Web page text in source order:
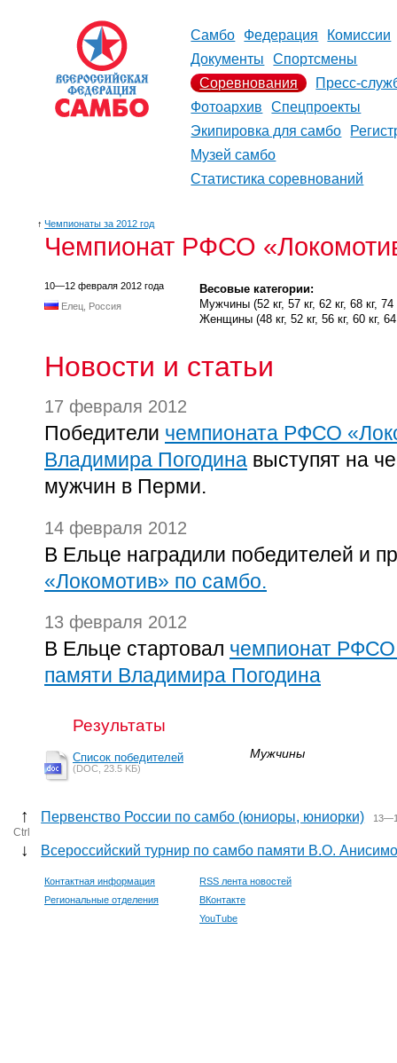
Самбо Федерация
Комиссии
Документы
Спортсмены
Соревнования
Пресс-
Фотоархив
Спецпроекты
Экипировка для самбо
Музей самбо
Статистика соревнований
↑ Чемпионаты за 2012 год
Чемпионат РФСО
10—12 февраля 2012 года
Елец, Россия
Весовые категории:
Мужчины (52 кг, 57 кг, 62 кг, 68 кг, 74
Женщины (48 кг, 52 кг, 56 кг, 60 кг, 64
Новости и статьи
17 февраля 2012
Победители чемпионата РФСО
Владимира Погодина выступят на
мужчин в Перми.
14 февраля 2012
В Ельце наградили победителей и
«Локомотив» по самбо.
13 февраля 2012
В Ельце стартовал чемпионат РФСО
памяти Владимира Погодина
Результаты
Список победителей
(DOC, 23.5 KБ)
Мужчины
↑ Первенство России по самбо (юниоры, юниорки)
Ctrl
↓ Всероссийский турнир по самбо памяти В.О.
Контактная информация
Региональные отделения
RSS лента новостей
ВКонтакте
YouTube